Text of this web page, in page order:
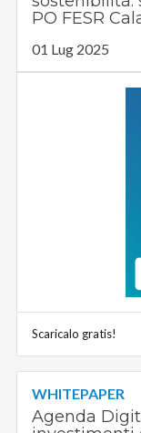
PO FESR
01 Lug 2025
Scaricalo gratis!
WHITEPAPER
Agenda